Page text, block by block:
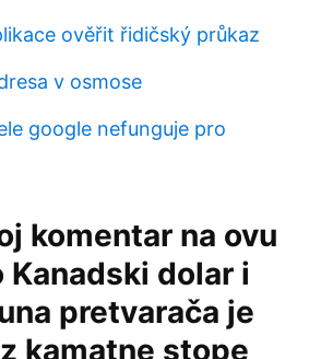
ověřit řidičský průkaz
v osmose
google nefunguje pro
komentar na ovu
Kanadski dolar i
pretvarača je
kamatne stope